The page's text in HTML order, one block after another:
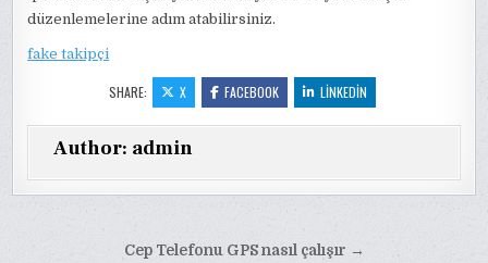
düzenlemelerine adım atabilirsiniz.
fake takipçi
SHARE: X FACEBOOK LINKEDIN
Author: admin
Cep Telefonu GPS nasıl çalışır →